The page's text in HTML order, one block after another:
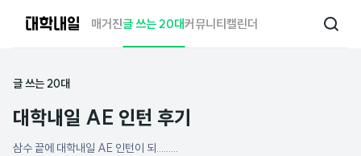
매거진글 쓰는 20대커뮤니티캘린더
검
글 쓰는 20대
대학내일 AE 인턴 후기
삼수 끝에 대학내일 AE 인턴이 되.........